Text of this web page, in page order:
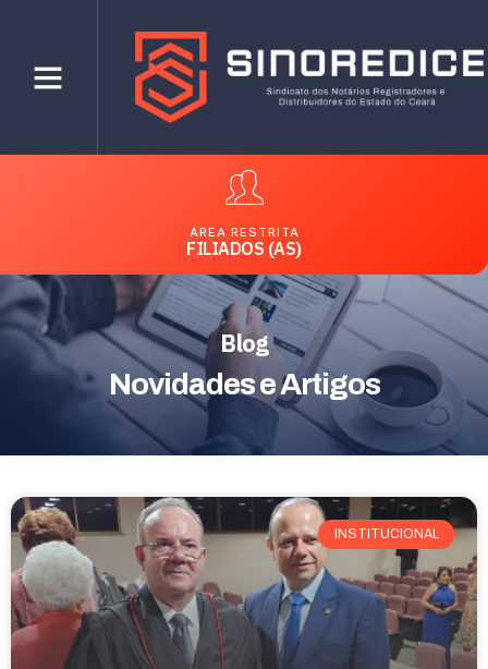
ÁREA RESTRITA
FILIADOS (AS)
Blog
Novidades e Artigos
INSTITUCIONAL